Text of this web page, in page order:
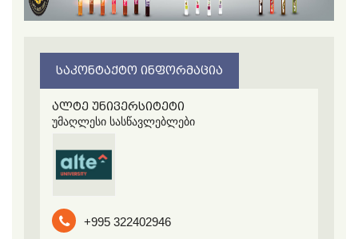
ᲡᲐᲙᲝᲜᲢᲐᲥᲢᲝ ᲘᲜᲤᲝᲠᲛᲐᲪᲘᲐ
ალტე უნივერსიტეტი
უმაღლესი სასწავლებლები
+995 322402946